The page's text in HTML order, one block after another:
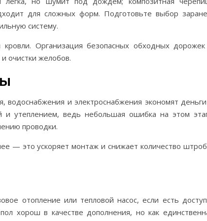
для сложных форм. Подготовьте выбор
систему.
Организация безопасных обходных
очистки желобов.
водоснабжения и электроснабжения экономят
и утеплением, ведь небольшая ошибка на этом
проводки.
— это ускоряет монтаж и снижает количество
отопление или тепловой насос, если есть
хорош в качестве дополнения, но как